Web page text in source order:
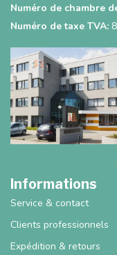
Numéro de chambre
Numéro de taxe TVA:
Informations
Service & contact
Clients professionnels
Expédition & retours